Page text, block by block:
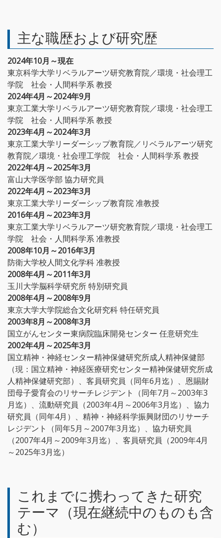
主な職歴および研究歴
2024年10月～現在
東京科学大学リベラルアーツ研究教育院／環境・社会理工
学院 社会・人間科学系 教授
2024年4月～2024年9月
東京工業大学リベラルアーツ研究教育院／環境・社会理工
学院 社会・人間科学系 教授
2023年4月～2024年3月
東京工業大学リーダーシップ教育院／リベラルアーツ研究
教育院／環境・社会理工学院 社会・人間科学系 教授
2022年4月～2025年3月
富山大学医学部 協力研究員
2022年4月～2023年3月
東京工業大学リーダーシップ教育院 准教授
2016年4月～2023年3月
東京工業大学リベラルアーツ研究教育院／環境・社会理工
学院 社会・人間科学系 准教授
2008年10月～2016年3月
防衛大学校人間文化学科 准教授
2008年4月～2011年3月
玉川大学脳科学研究所 特別研究員
2008年4月～2008年9月
東京大学大学院総合文化研究科 特任研究員
2003年8月～2008年3月
国立がんセンター東病院臨床開発センター 任意研究生
2002年4月～2025年3月
国立精神・神経センター精神保健研究所成人精神保健部
（現：国立精神・神経医療研究センター精神保健研究所成
人精神保健研究部）、客員研究員（同年6月迄）、恩賜財
団母子愛育会のリサーチレジデント（同年7月～2003年3
月迄）、流動研究員（2003年4月～2006年3月迄）、協力
研究員（同年4月）、精神・神経科学振興財団のリサーチ
レジデント（同年5月～2007年3月迄）、協力研究員
（2007年4月～2009年3月迄）、客員研究員（2009年4月
～2025年3月迄）
これまでに携わってきた研究
テーマ（現在継続中のものも含
む）